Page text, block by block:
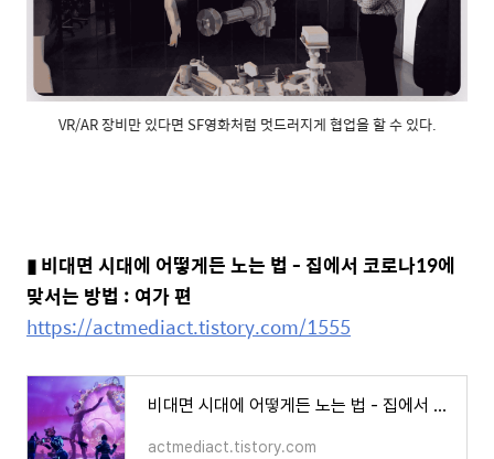
VR/AR 장비만 있다면 SF영화처럼 멋드러지게 협업을 할 수 있다.
▮비대면 시대에 어떻게든 노는 법 - 집에서 코로나19에
맞서는 방법 : 여가 편
https://actmediact.tistory.com/1555
비대면 시대에 어떻게든 노는 법 - 집에서 코로나19에 맞서는 방법 : 여가 편
actmediact.tistory.com